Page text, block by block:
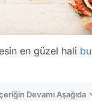
en güzel hali bu
Devamı Aşağıda